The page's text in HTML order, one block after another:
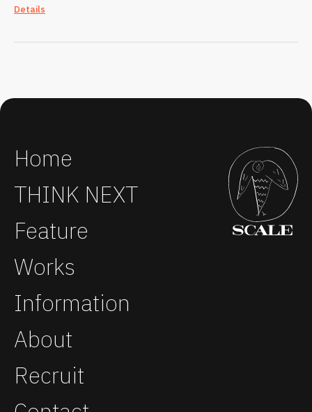
Details
Home
THINK NEXT
Feature
Works
Information
About
Recruit